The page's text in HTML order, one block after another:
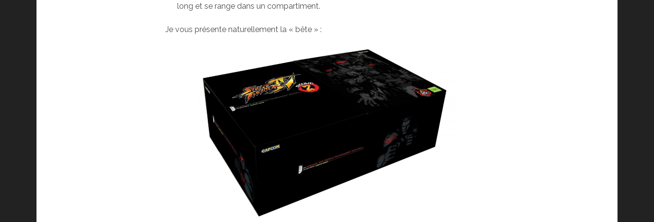
long et se range dans un compartiment.
Je vous présente naturellement la « bête » :